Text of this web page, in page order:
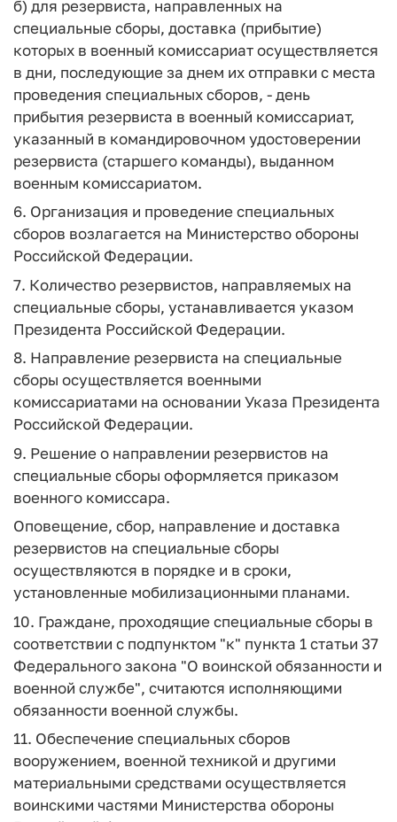
б) для резервиста, направленных на
специальные сборы, доставка (прибытие)
которых в военный комиссариат осуществляется
в дни, последующие за днем их отправки с места
проведения специальных сборов, - день
прибытия резервиста в военный комиссариат,
указанный в командировочном удостоверении
резервиста (старшего команды), выданном
военным комиссариатом.
6. Организация и проведение специальных
сборов возлагается на Министерство обороны
Российской Федерации.
7. Количество резервистов, направляемых на
специальные сборы, устанавливается указом
Президента Российской Федерации.
8. Направление резервиста на специальные
сборы осуществляется военными
комиссариатами на основании Указа Президента
Российской Федерации.
9. Решение о направлении резервистов на
специальные сборы оформляется приказом
военного комиссара.
Оповещение, сбор, направление и доставка
резервистов на специальные сборы
осуществляются в порядке и в сроки,
установленные мобилизационными планами.
10. Граждане, проходящие специальные сборы в
соответствии с подпунктом "к" пункта 1 статьи 37
Федерального закона "О воинской обязанности и
военной службе", считаются исполняющими
обязанности военной службы.
11. Обеспечение специальных сборов
вооружением, военной техникой и другими
материальными средствами осуществляется
воинскими частями Министерства обороны